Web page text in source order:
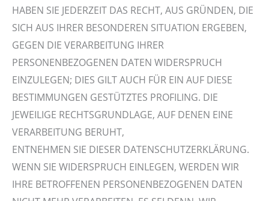
HABEN SIE JEDERZEIT DAS RECHT, AUS GRÜNDEN, DIE
SICH AUS IHRER BESONDEREN SITUATION ERGEBEN,
GEGEN DIE VERARBEITUNG IHRER
PERSONENBEZOGENEN DATEN WIDERSPRUCH
EINZULEGEN; DIES GILT AUCH FÜR EIN AUF DIESE
BESTIMMUNGEN GESTÜTZTES PROFILING. DIE
JEWEILIGE RECHTSGRUNDLAGE, AUF DENEN EINE
VERARBEITUNG BERUHT,
ENTNEHMEN SIE DIESER DATENSCHUTZERKLÄRUNG.
WENN SIE WIDERSPRUCH EINLEGEN, WERDEN WIR
IHRE BETROFFENEN PERSONENBEZOGENEN DATEN